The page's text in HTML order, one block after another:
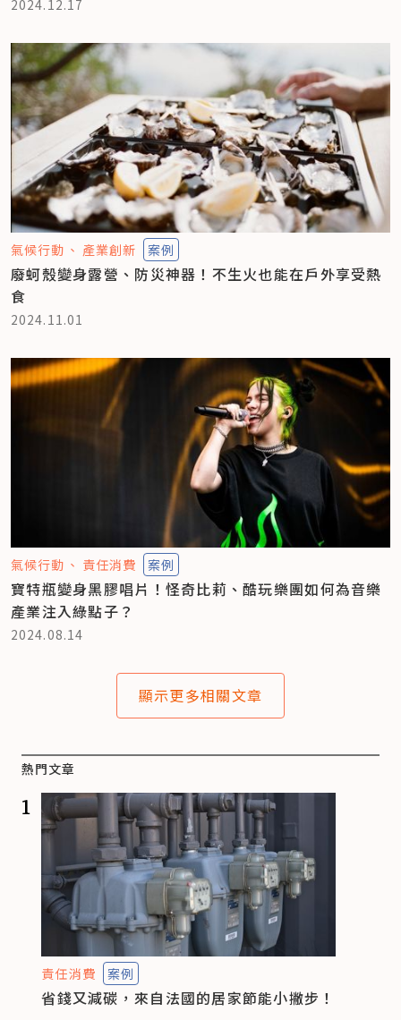
2024.12.17
氣候行動 產業創新 案例
廢蚵殼變身露營、防災神器！不生火也能在戶外享受熱
食
2024.11.01
氣候行動 責任消費 案例
寶特瓶變身黑膠唱片！怪奇比莉、酷玩樂團如何為音樂
產業注入綠點子？
2024.08.14
顯示更多相關文章
熱門文章
1
責任消費 案例
省錢又減碳，來自法國的居家節能小撇步！